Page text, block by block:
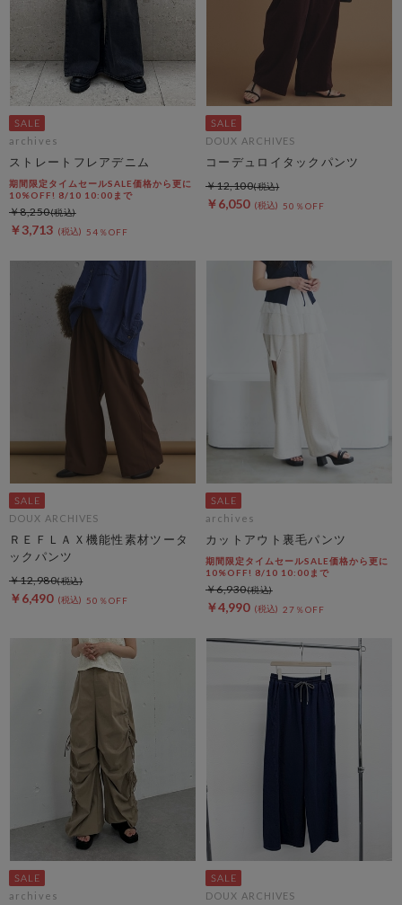
archives
ストレートフレアデニム
期間限定タイムセールSALE価格から更に
10%OFF! 8/10 10:00まで
￥3,713 54％OFF
￥8,250
DOUX ARCHIVES
コーデュロイタックパンツ
￥6,050 50％OFF
￥12,100
DOUX ARCHIVES
ＲＥＦＬＡＸ機能性素材ツータ
ックパンツ
￥6,490 50％OFF
￥12,980
archives
カットアウト裏毛パンツ
期間限定タイムセールSALE価格から更に
10%OFF! 8/10 10:00まで
￥4,990 27％OFF
￥6,930
archives DOUX ARCHIVES